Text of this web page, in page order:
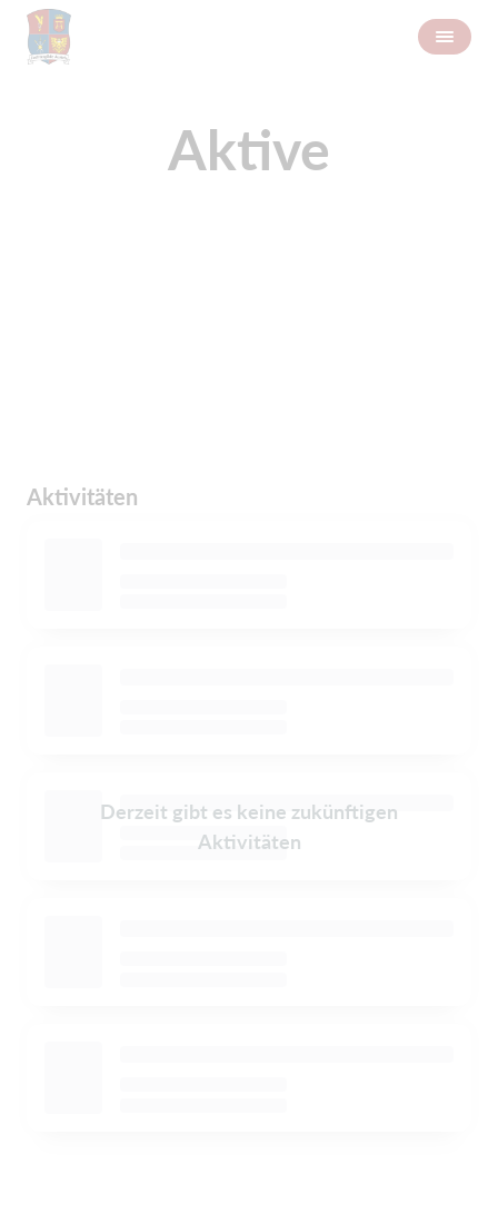
Aktive
Aktivitäten
Derzeit gibt es keine zukünftigen
Aktivitäten